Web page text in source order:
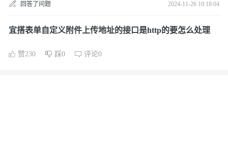
回答了问题 2024-11-26 10:18:04
宜搭表单自定义附件上传地址的接口是http的要怎么处理
赞230 踩0 评论0